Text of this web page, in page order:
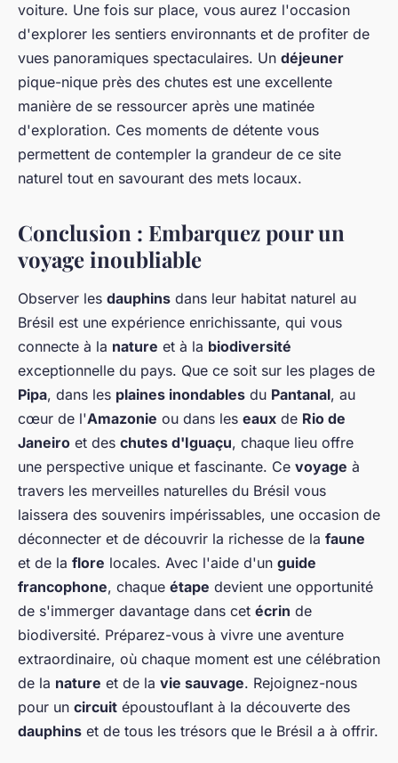
voiture. Une fois sur place, vous aurez l'occasion
d'explorer les sentiers environnants et de profiter de
vues panoramiques spectaculaires. Un déjeuner
pique-nique près des chutes est une excellente
manière de se ressourcer après une matinée
d'exploration. Ces moments de détente vous
permettent de contempler la grandeur de ce site
naturel tout en savourant des mets locaux.
Conclusion : Embarquez pour un
voyage inoubliable
Observer les dauphins dans leur habitat naturel au
Brésil est une expérience enrichissante, qui vous
connecte à la nature et à la biodiversité
exceptionnelle du pays. Que ce soit sur les plages de
Pipa, dans les plaines inondables du Pantanal, au
cœur de l'Amazonie ou dans les eaux de Rio de
Janeiro et des chutes d'Iguaçu, chaque lieu offre
une perspective unique et fascinante. Ce voyage à
travers les merveilles naturelles du Brésil vous
laissera des souvenirs impérissables, une occasion de
déconnecter et de découvrir la richesse de la faune
et de la flore locales. Avec l'aide d'un guide
francophone, chaque étape devient une opportunité
de s'immerger davantage dans cet écrin de
biodiversité. Préparez-vous à vivre une aventure
extraordinaire, où chaque moment est une célébration
de la nature et de la vie sauvage. Rejoignez-nous
pour un circuit époustouflant à la découverte des
dauphins et de tous les trésors que le Brésil a à offrir.